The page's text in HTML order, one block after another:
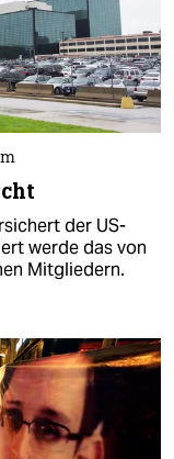
der US-
werde das von
Mitgliedern.